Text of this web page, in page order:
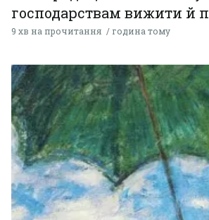
господарствам вижити й
9 хв на прочитання година тому